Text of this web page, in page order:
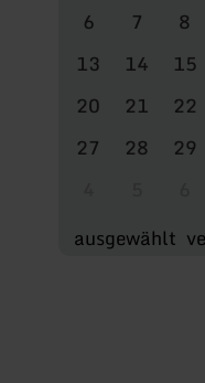
6
7 8
13
14 15
20
21 22
27
28 29
ausgewählt